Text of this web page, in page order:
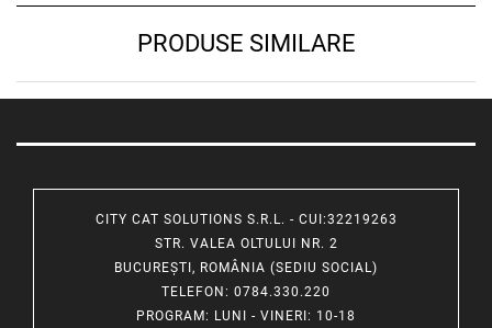
PRODUSE SIMILARE
CITY CAT SOLUTIONS S.R.L. - CUI:32219263
STR. VALEA OLTULUI NR. 2
BUCUREȘTI, ROMÂNIA (SEDIU SOCIAL)
TELEFON : 0784.330.220
PROGRAM: LUNI - VINERI: 10-18